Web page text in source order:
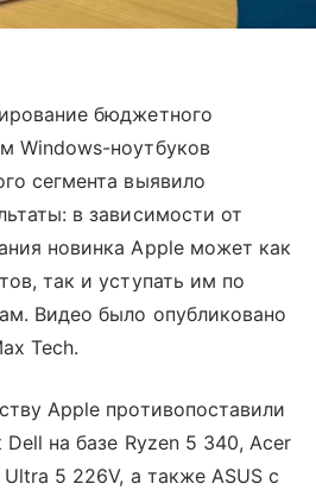
бюджетного
Windows-ноутбуков
сегмента выявило
в зависимости от
новинка Apple может как
так и уступать им по
Видео было опубликовано
Tech.
Apple противопоставили
на базе Ryzen 5 340, Acer
5 226V, а также ASUS с